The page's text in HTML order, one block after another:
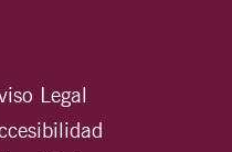
Legal